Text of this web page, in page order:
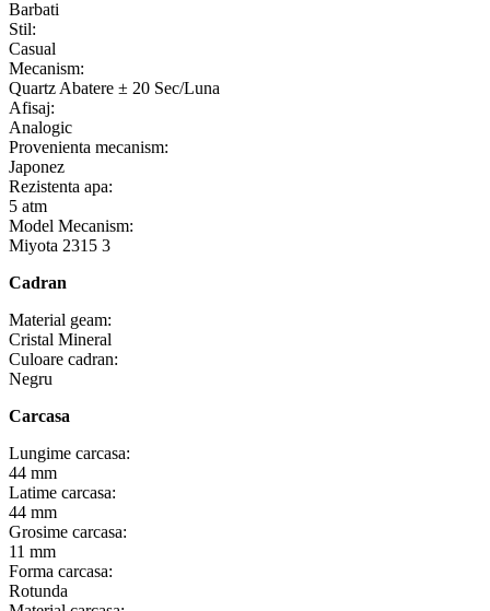
Barbati
Stil:
Casual
Mecanism:
Quartz Abatere ± 20 Sec/Luna
Afisaj:
Analogic
Provenienta mecanism:
Japonez
Rezistenta apa:
5 atm
Model Mecanism:
Miyota 2315 3
Cadran
Material geam:
Cristal Mineral
Culoare cadran:
Negru
Carcasa
Lungime carcasa:
44 mm
Latime carcasa:
44 mm
Grosime carcasa:
11 mm
Forma carcasa:
Rotunda